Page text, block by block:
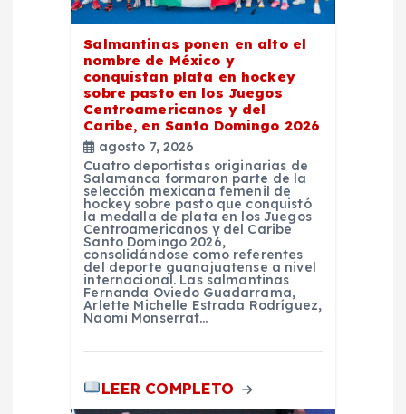
Salmantinas ponen en alto el
nombre de México y
conquistan plata en hockey
sobre pasto en los Juegos
Centroamericanos y del
Caribe, en Santo Domingo 2026
agosto 7, 2026
Cuatro deportistas originarias de
Salamanca formaron parte de la
selección mexicana femenil de
hockey sobre pasto que conquistó
la medalla de plata en los Juegos
Centroamericanos y del Caribe
Santo Domingo 2026,
consolidándose como referentes
del deporte guanajuatense a nivel
internacional. Las salmantinas
Fernanda Oviedo Guadarrama,
Arlette Michelle Estrada Rodríguez,
Naomi Monserrat…
LEER COMPLETO